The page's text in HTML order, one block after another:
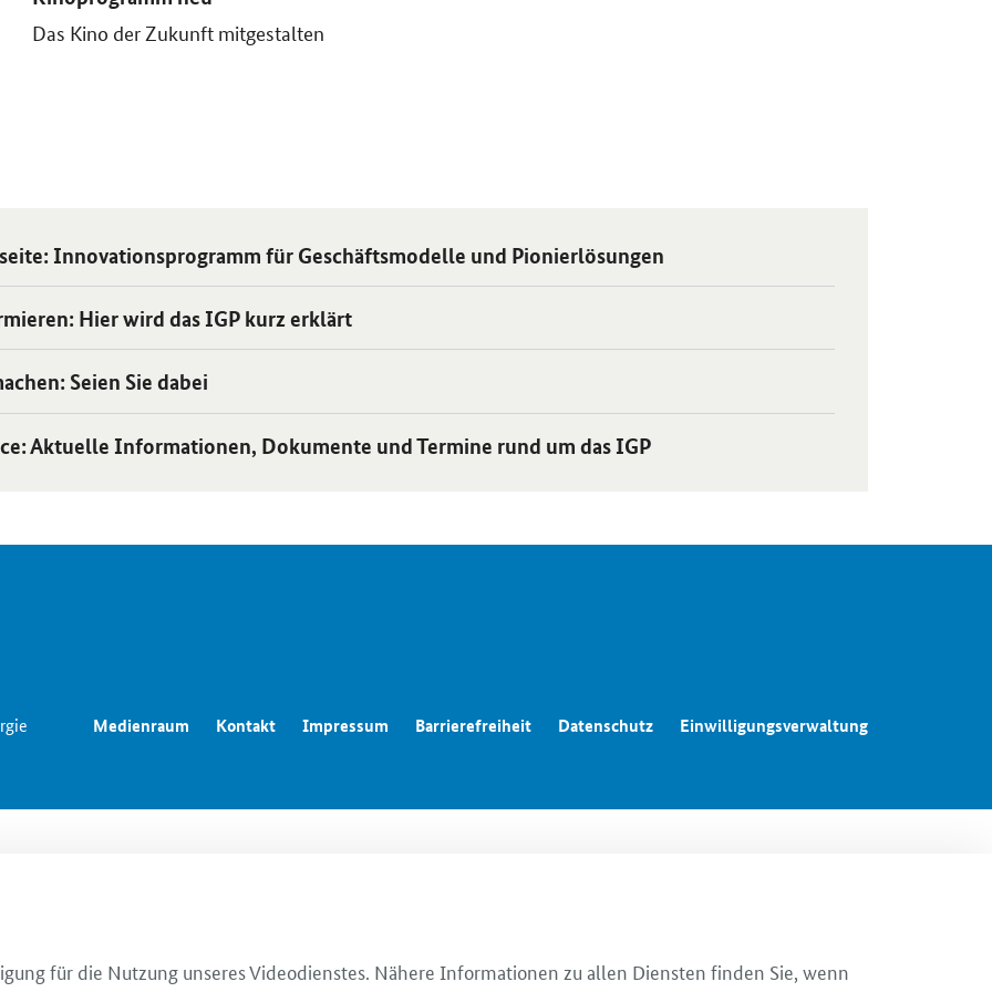
Das Kino der Zukunft mitgestalten
Innovationsprogramm für Geschäftsmodelle und Pionierlösungen
Einzelsicht
: Hier wird das IGP kurz erklärt
Einzelsicht
Seien Sie dabei
Einzelsicht
Aktuelle Informationen, Dokumente und Termine rund um das IGP
Einzelsicht
Medienraum Kontakt Impressum Barrierefreiheit Datenschutz Einwilligungsverwaltung
für die Nutzung unseres Videodienstes. Nähere Informationen zu allen Diensten finden Sie, wenn